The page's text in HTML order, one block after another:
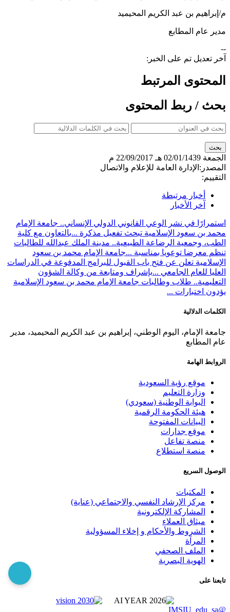
م/إبراهيم بن عبد الكريم المحيميد
مدير عام المطابع
--
آخر تعديل تم على الخبر:
المحتوى المرتبط
بحث / ربط المحتوى
الجمعة 02/01/1439 هـ
22/09/2017 م
المصدر: الإدارة العامة للإعلام والاتصال
التقييم:
أخبار مرتبطة
آخر الأخبار
استمرارًا في نشر الوعي القانوني الدولي الإنساني.. جامعة الإمام
محمد بن سعود الإسلامية تبحث تفعيل مذكرة ...بالتعاون مع كلية
الطب، وجمعية الرضاعة الطبيعية.. مدينة الملك عبدالله للطالبات
تنظم معرضا توعويا بمناسبة ...جامعة الإمام محمد بن سعود
الإسلامية تعلن عن فتح باب القبول للبرامج المدفوعة في الدراسات
العليا للعام الجامعي ...بإشراف ومتابعة من وكالة الشؤون
التعليمية.. طلاب وطالبات جامعة الإمام محمد بن سعود الإسلامية
يؤدون اختبارات ...
الكلمات الدلالية
جامعة الإمام، اليوم الوطني، إبراهيم بن عبد الكريم المحيميد، مدير
عام المطابع
الروابط الهامة
موقع رؤية السعودية
وزارة التعليم
البوابة الوطنية (سعودي)
هيئة الحكومة الرقمية
البيانات المفتوحة
موقع جدارات
منصة تفاعل
منصة استطلاع
الوصول السريع
المكتبات
مركز الإرشاد النفسي والاجتماعي (عناية)
المشاركة الإلكترونية
ميثاق العملاء
الشروط والأحكام و إخلاء المسؤولية
المرآة
الملف الصحفي
الهوية البصرية
تابعنا على
@IMSIU_edu_sa